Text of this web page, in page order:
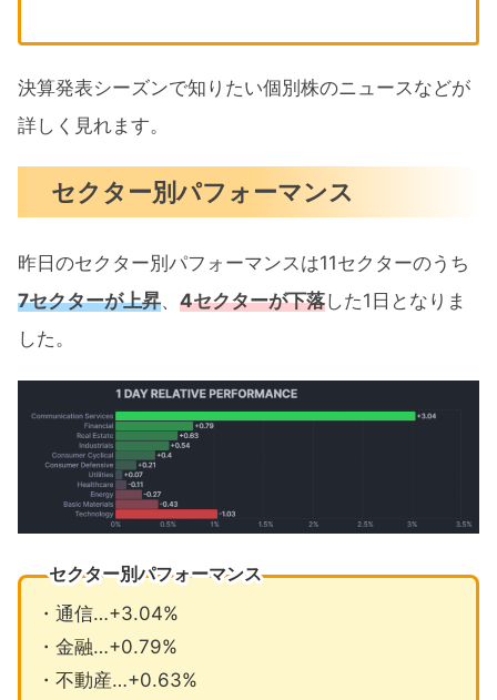
決算発表シーズンで知りたい個別株のニュースなどが
詳しく見れます。
セクター別パフォーマンス
昨日のセクター別パフォーマンスは11セクターのうち
7セクターが上昇、 4セクターが下落した1日となりま
した。
セクター別パフォーマンス
・通信…+3.04%
・金融…+0.79%
・不動産…+0.63%